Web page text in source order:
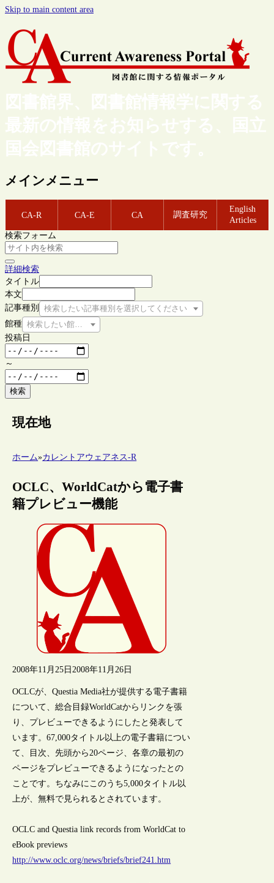
Skip to main content area
図書館界、図書館情報学に関する
最新の情報をお知らせする、国立
国会図書館のサイトです。
メインメニュー
CA-R CA-E CA 調査研究
English
Articles
検索フォーム
詳細検索
タイトル
本文
記事種別
検索したい記事種別を選択してください
館種 検索したい館種を選択してください
投稿日
～
検索
現在地
ホーム»カレントアウェアネス-R
OCLC、WorldCatから電子書
籍プレビュー機能
2008年11月25日 2008年11月26日
OCLCが、Questia Media社が提供する電子書籍
について、総合目録WorldCatからリンクを張
り、プレビューできるようにしたと発表して
います。67,000タイトル以上の電子書籍につい
て、目次、先頭から20ページ、各章の最初の
ページをプレビューできるようになったとの
ことです。ちなみにこのうち5,000タイトル以
上が、無料で見られるとされています。
OCLC and Questia link records from WorldCat to
eBook previews
http://www.oclc.org/news/briefs/brief241.htm